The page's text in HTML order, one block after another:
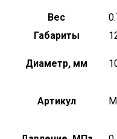
Вес
Габариты
Диаметр, мм
Артикул